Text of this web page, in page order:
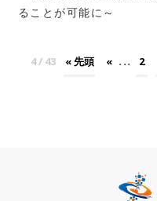
ることが可能に～
4 / 43 « 先頭 « ... 2